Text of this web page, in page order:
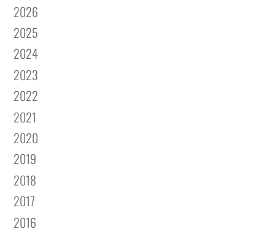
2026
2025
2024
2023
2022
2021
2020
2019
2018
2017
2016